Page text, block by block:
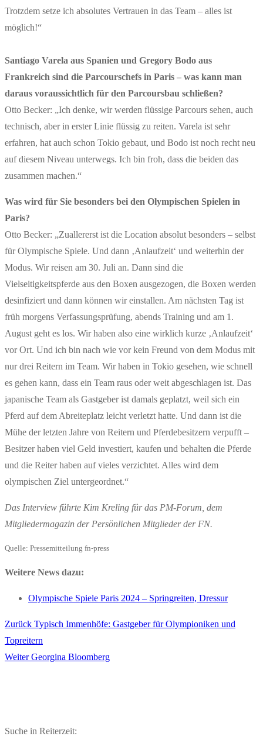
Trotzdem setze ich absolutes Vertrauen in das Team – alles ist
möglich!“
Santiago Varela aus Spanien und Gregory Bodo aus
Frankreich sind die Parcourschefs in Paris – was kann man
daraus voraussichtlich für den Parcoursbau schließen?
Otto Becker: „Ich denke, wir werden flüssige Parcours sehen, auch
technisch, aber in erster Linie flüssig zu reiten. Varela ist sehr
erfahren, hat auch schon Tokio gebaut, und Bodo ist noch recht neu
auf diesem Niveau unterwegs. Ich bin froh, dass die beiden das
zusammen machen.“
Was wird für Sie besonders bei den Olympischen Spielen in
Paris?
Otto Becker: „Zuallererst ist die Location absolut besonders – selbst
für Olympische Spiele. Und dann ‚Anlaufzeit‘ und weiterhin der
Modus. Wir reisen am 30. Juli an. Dann sind die
Vielseitigkeitspferde aus den Boxen ausgezogen, die Boxen werden
desinfiziert und dann können wir einstallen. Am nächsten Tag ist
früh morgens Verfassungsprüfung, abends Training und am 1.
August geht es los. Wir haben also eine wirklich kurze ‚Anlaufzeit‘
vor Ort. Und ich bin nach wie vor kein Freund von dem Modus mit
nur drei Reitern im Team. Wir haben in Tokio gesehen, wie schnell
es gehen kann, dass ein Team raus oder weit abgeschlagen ist. Das
japanische Team als Gastgeber ist damals geplatzt, weil sich ein
Pferd auf dem Abreiteplatz leicht verletzt hatte. Und dann ist die
Mühe der letzten Jahre von Reitern und Pferdebesitzern verpufft –
Besitzer haben viel Geld investiert, kaufen und behalten die Pferde
und die Reiter haben auf vieles verzichtet. Alles wird dem
olympischen Ziel untergeordnet.“
Das Interview führte Kim Kreling für das PM-Forum, dem
Mitgliedermagazin der Persönlichen Mitglieder der FN.
Quelle: Pressemitteilung fn-press
Weitere News dazu:
Olympische Spiele Paris 2024 – Springreiten, Dressur
Beitragsnavigation
Zurück Vorheriger
Beitrag:
Typisch Immenhöfe: Gastgeber für Olympioniken und
Topreitern
Weiter Nächster
Georgina Bloomberg
Suche in Reiterzeit: